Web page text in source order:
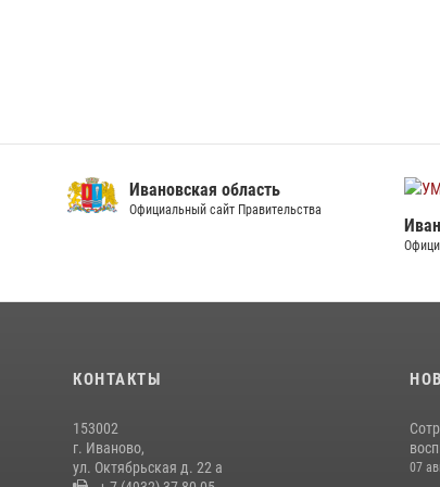
Ивановская область
Официальный сайт Правительства
КОНТАКТЫ
153002
г. Иваново,
ул. Октябрьская д. 22 а
07